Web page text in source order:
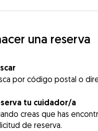
una reserva
por código postal o
tu cuidador/a
creas que has
de reserva.